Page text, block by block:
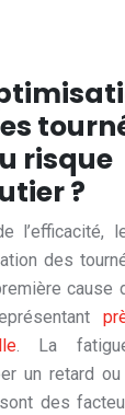
risque
?
l’efficacité,
des
cause
. La
un retard
des